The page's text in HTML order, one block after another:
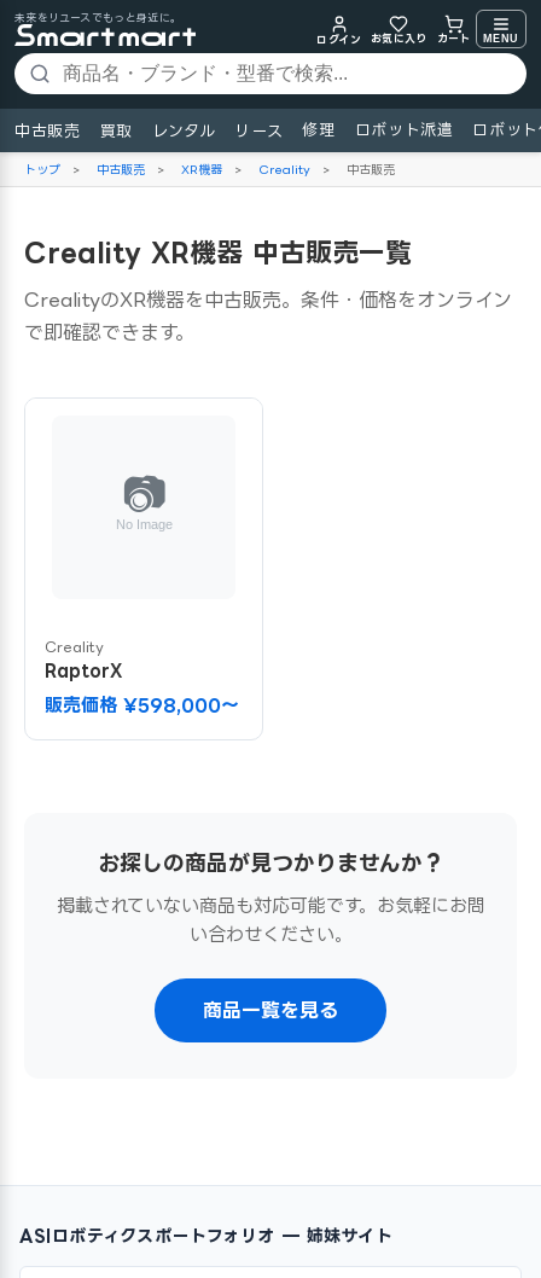
未来をリユースでもっと身近に。
ログイン
お気に入り カート MENU
中古販売 買取 レンタル リース 修理 ロボット派遣 ロボッ
トップ > 中古販売 > XR機器 > Creality > 中古販売
Creality XR機器 中古販売一覧
CrealityのXR機器を中古販売。条件・価格をオンライン
で即確認できます。
Creality
RaptorX
販売価格 ¥598,000〜
お探しの商品が見つかりませんか？
掲載されていない商品も対応可能です。お気軽にお問
い合わせください。
商品一覧を見る
ASIロボティクスポートフォリオ — 姉妹サイト